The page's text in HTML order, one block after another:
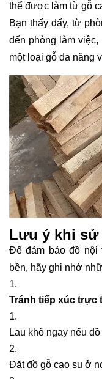
thể được làm từ gỗ
Bạn thấy đấy, từ
đến phòng làm
một loại gỗ đa năng
Lưu ý khi sử
Để đảm bảo đồ nội
bền, hãy ghi nhớ
Tránh tiếp xúc trực
Lau khô ngay nếu
Đặt đồ gỗ cao su ở